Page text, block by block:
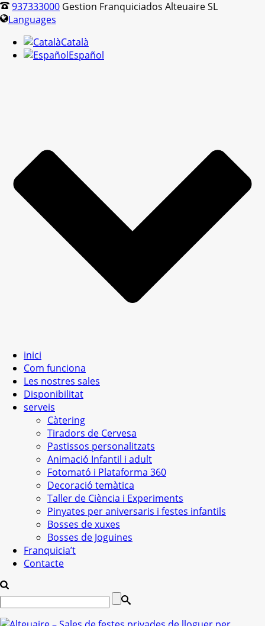
937333000 Gestion Franquiciados Alteuaire SL
Languages
Català
Español
inici
Com funciona
Les nostres sales
Disponibilitat
serveis
Càtering
Tiradors de Cervesa
Pastissos personalitzats
Animació Infantil i adult
Fotomató i Plataforma 360
Decoració temàtica
Taller de Ciència i Experiments
Pinyates per aniversaris i festes infantils
Bosses de xuxes
Bosses de Joguines
Franquicia’t
Contacte